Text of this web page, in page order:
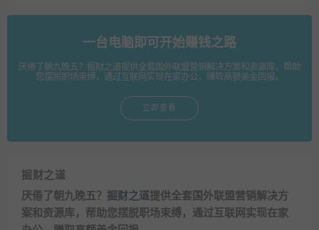
一台电脑即可开始赚钱之路
厌倦了朝九晚五？掘财之道提供全套国外联盟营销解决方案和资源库，帮助
您摆脱职场束缚，通过互联网实现在家办公，赚取高额美金回报。
立即查看
掘财之道
厌倦了朝九晚五？ 掘财之道 提供全套国外联盟营销解决方
案和资源库，帮助您摆脱职场束缚，通过互联网实现在家